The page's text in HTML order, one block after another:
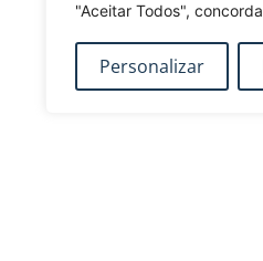
"Aceitar Todos",
Personalizar